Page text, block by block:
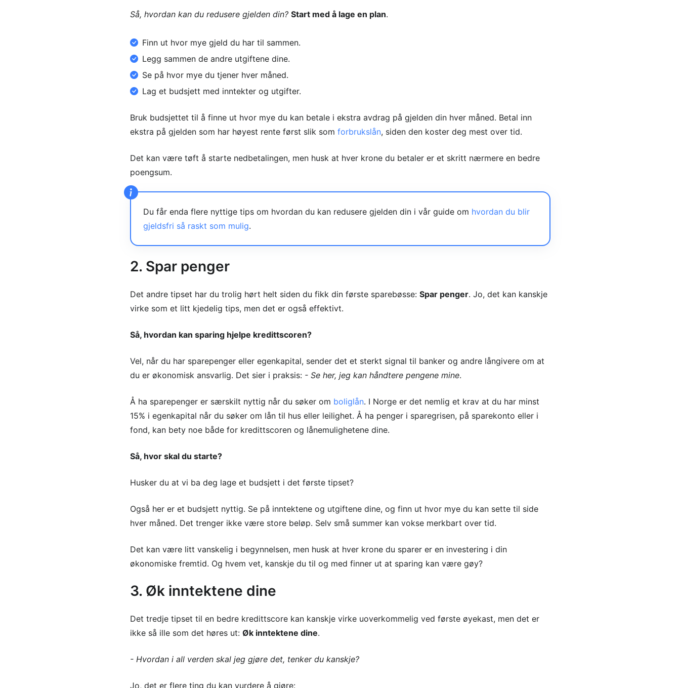
Så, hvordan kan du redusere gjelden din? Start med å lage en plan.
Finn ut hvor mye gjeld du har til sammen.
Legg sammen de andre utgiftene dine.
Se på hvor mye du tjener hver måned.
Lag et budsjett med inntekter og utgifter.
Bruk budsjettet til å finne ut hvor mye du kan betale i ekstra avdrag på gjelden din hver måned. Betal inn
ekstra på gjelden som har høyest rente først slik som forbrukslån, siden den koster deg mest over tid.
Det kan være tøft å starte nedbetalingen, men husk at hver krone du betaler er et skritt nærmere en bedre
poengsum.
Du får enda flere nyttige tips om hvordan du kan redusere gjelden din i vår guide om hvordan du blir
gjeldsfri så raskt som mulig.
2. Spar penger
Det andre tipset har du trolig hørt helt siden du fikk din første sparebøsse: Spar penger. Jo, det kan kanskje
virke som et litt kjedelig tips, men det er også effektivt.
Så, hvordan kan sparing hjelpe kredittscoren?
Vel, når du har sparepenger eller egenkapital, sender det et sterkt signal til banker og andre långivere om at
du er økonomisk ansvarlig. Det sier i praksis: - Se her, jeg kan håndtere pengene mine.
Å ha sparepenger er særskilt nyttig når du søker om boliglån. I Norge er det nemlig et krav at du har minst
15% i egenkapital når du søker om lån til hus eller leilighet. Å ha penger i sparegrisen, på sparekonto eller i
fond, kan bety noe både for kredittscoren og lånemulighetene dine.
Så, hvor skal du starte?
Husker du at vi ba deg lage et budsjett i det første tipset?
Også her er et budsjett nyttig. Se på inntektene og utgiftene dine, og finn ut hvor mye du kan sette til side
hver måned. Det trenger ikke være store beløp. Selv små summer kan vokse merkbart over tid.
Det kan være litt vanskelig i begynnelsen, men husk at hver krone du sparer er en investering i din
økonomiske fremtid. Og hvem vet, kanskje du til og med finner ut at sparing kan være gøy?
3. Øk inntektene dine
Det tredje tipset til en bedre kredittscore kan kanskje virke uoverkommelig ved første øyekast, men det er
ikke så ille som det høres ut: Øk inntektene dine.
- Hvordan i all verden skal jeg gjøre det, tenker du kanskje?
Jo, det er flere ting du kan vurdere å gjøre: